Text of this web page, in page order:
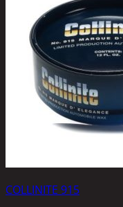
COLLINITE 915